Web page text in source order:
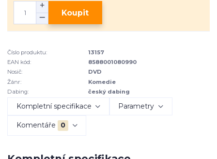
Koupit
Číslo produktu:
13157
EAN kód:
8588001080990
Nosič:
DVD
Žánr:
Komedie
Dabing:
český dabing
Kompletní specifikace Parametry
Komentáře 0